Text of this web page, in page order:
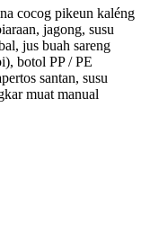
cocog pikeun kaléng
jagong, susu
jus buah sareng
botol PP / PE
santan, susu
muat manual